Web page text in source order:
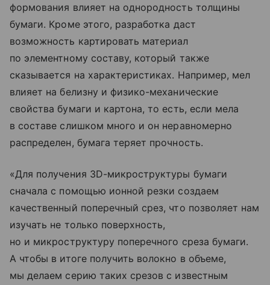
формования влияет на однородность толщины
бумаги. Кроме этого, разработка даст
возможность картировать материал
по элементному составу, который также
сказывается на характеристиках. Например, мел
влияет на белизну и физико-механические
свойства бумаги и картона, то есть, если мела
в составе слишком много и он неравномерно
распределен, бумага теряет прочность.
«Для получения 3D-микроструктуры бумаги
сначала с помощью ионной резки создаем
качественный поперечный срез, что позволяет нам
изучать не только поверхность,
но и микроструктуру поперечного среза бумаги.
А чтобы в итоге получить волокно в объеме,
мы делаем серию таких срезов с известным